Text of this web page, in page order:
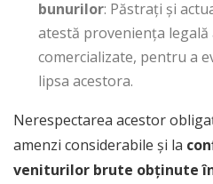
bunurilor: Păstrați și
atestă proveniența
comercializate, pentru a
lipsa acestora.
Nerespectarea acestor
amenzi considerabile și la
veniturilor brute obținute